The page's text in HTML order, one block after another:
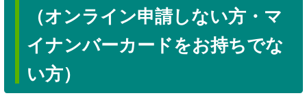
（オンライン申請しない方・マ
イナンバーカードをお持ちでな
い方）